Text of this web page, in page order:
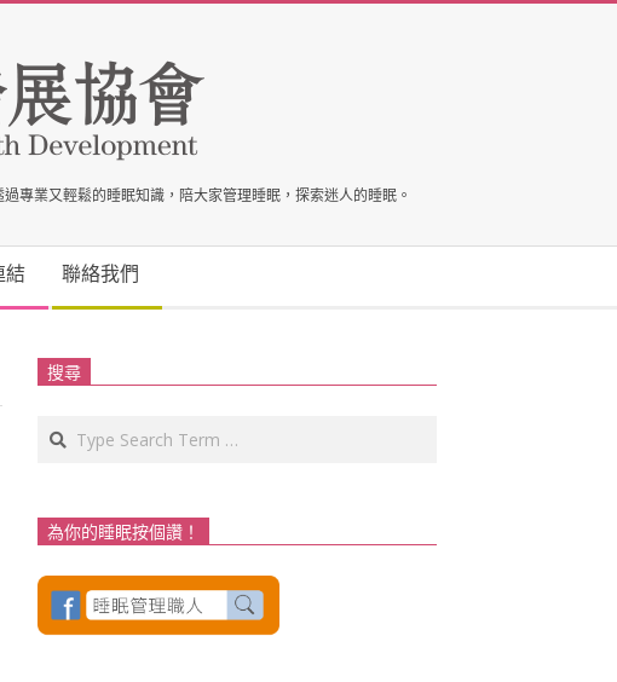
專業又輕鬆的睡眠知識，陪大家管理睡眠，探索迷人的睡眠。
結 聯絡我們
搜尋
Search
為你的睡眠按個讚！